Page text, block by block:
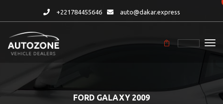
+221784455646 auto@dakar.express
FORD GALAXY 2009